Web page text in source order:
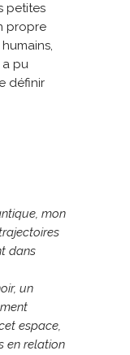
petites
propre
a pu
définir
mon
dans
un
espace,
en relation